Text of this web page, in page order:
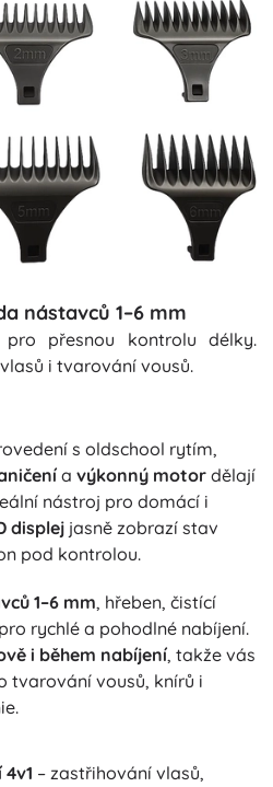
nástavců 1–6 mm
přesnou kontrolu délky.
i tvarování vousů.
s oldschool rytím,
a výkonný motor dělají
nástroj pro domácí i
displej jasně zobrazí stav
pod kontrolou.
1–6 mm, hřeben, čistící
pro rychlé a pohodlné nabíjení.
i během nabíjení, takže vás
tvarování vousů, knírů i
– zastřihování vlasů,